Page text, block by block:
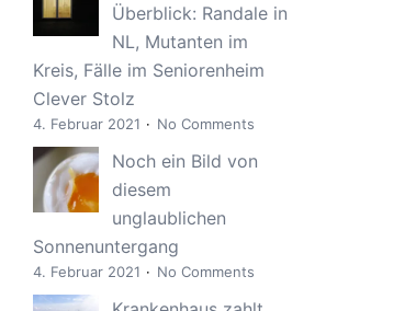
Überblick: Randale in
NL, Mutanten im
Kreis, Fälle im Seniorenheim
Clever Stolz
4. Februar 2021 No Comments
Noch ein Bild von
diesem
unglaublichen
Sonnenuntergang
4. Februar 2021 No Comments